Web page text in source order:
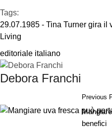
Tags:
29.07.1985 - Tina Turner gira il
Living
editoriale italiano
Debora Franchi
Previous
benefici